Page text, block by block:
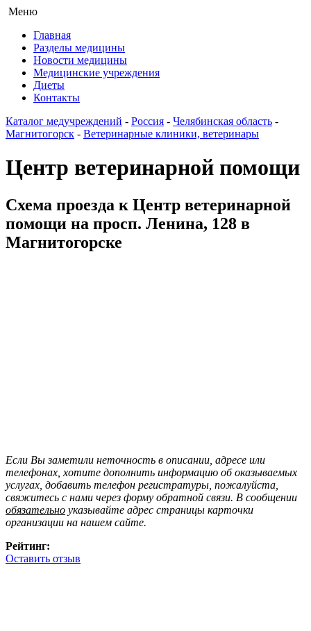
Меню
Главная
Разделы медицины
Новости медицины
Медицинские учреждения
Диеты
Контакты
Каталог медучреждений - Россия - Челябинская область -
Магнитогорск - Ветеринарные клиники, ветеринары
Центр ветеринарной помощи
Схема проезда к Центр ветеринарной
помощи на просп. Ленина, 128 в
Магнитогорске
Если Вы заметили неточность в описании, адресе или
телефонах, хотите дополнить информацию об оказываемых
услугах, добавить телефон регистратуры, пожалуйста,
свяжитесь с нами через форму обратной связи. В сообщении
обязательно указывайте адрес страницы карточки
организации на нашем сайте.
Рейтинг:
Оставить отзыв